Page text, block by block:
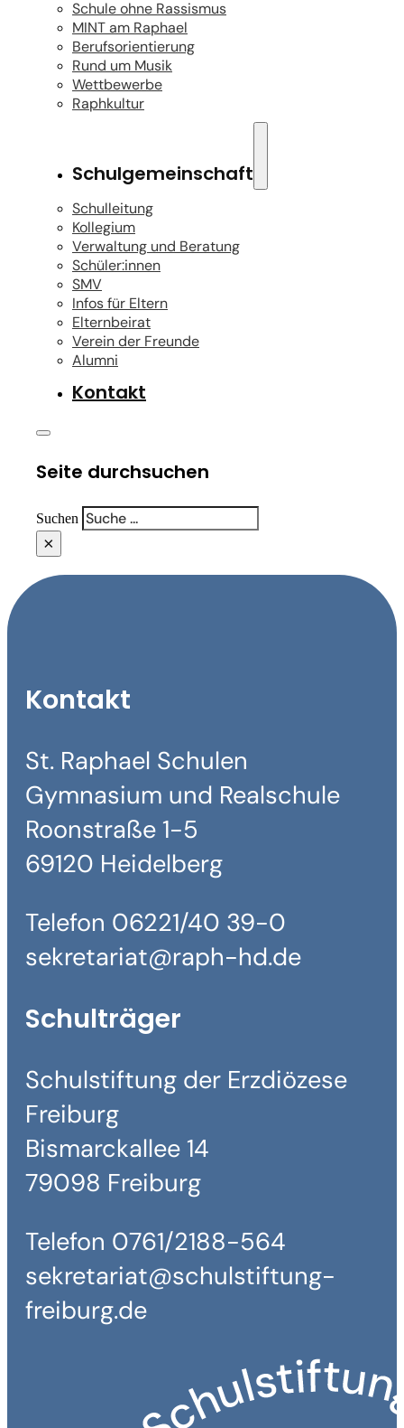
Schule ohne Rassismus
MINT am Raphael
Berufsorientierung
Rund um Musik
Wettbewerbe
Raphkultur
Schulgemeinschaft
Schulleitung
Kollegium
Verwaltung und Beratung
Schüler:innen
SMV
Infos für Eltern
Elternbeirat
Verein der Freunde
Alumni
Kontakt
Seite durchsuchen
Suchen
×
Kontakt
St. Raphael Schulen
Gymnasium und Realschule
Roonstraße 1-5
69120 Heidelberg
Telefon 06221/40 39-0
sekretariat@raph-hd.de
Schulträger
Schulstiftung der Erzdiözese
Freiburg
Bismarckallee 14
79098 Freiburg
Telefon 0761/2188-564
sekretariat@schulstiftung-
freiburg.de